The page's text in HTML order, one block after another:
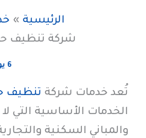
الرئيسية
شركة تنظيف
6 يوليو، 2026
تُعد خدمات شركة تنظيف
الخدمات الأساسية التي
والمباني السكنية